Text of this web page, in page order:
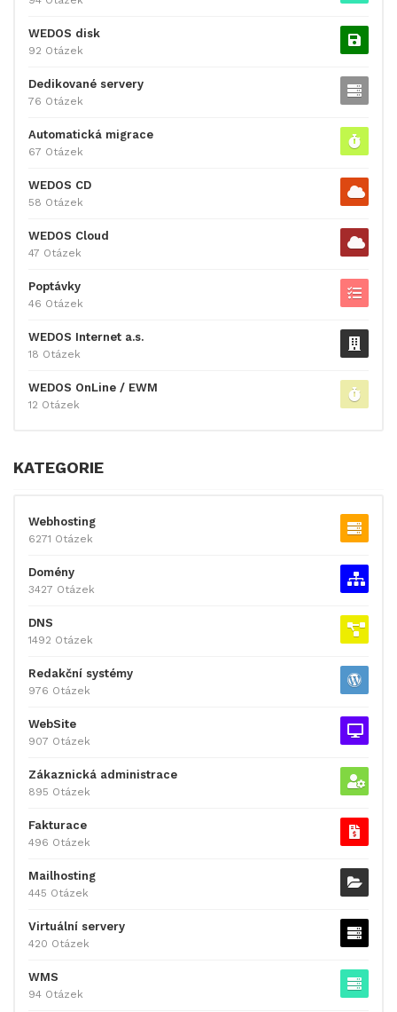
WEDOS disk
92 Otázek
Dedikované servery
76 Otázek
Automatická migrace
67 Otázek
WEDOS CD
58 Otázek
WEDOS Cloud
47 Otázek
Poptávky
46 Otázek
WEDOS Internet a.s.
18 Otázek
WEDOS OnLine / EWM
12 Otázek
KATEGORIE
Webhosting
6271 Otázek
Domény
3427 Otázek
DNS
1492 Otázek
Redakční systémy
976 Otázek
WebSite
907 Otázek
Zákaznická administrace
895 Otázek
Fakturace
496 Otázek
Mailhosting
445 Otázek
Virtuální servery
420 Otázek
WMS
94 Otázek